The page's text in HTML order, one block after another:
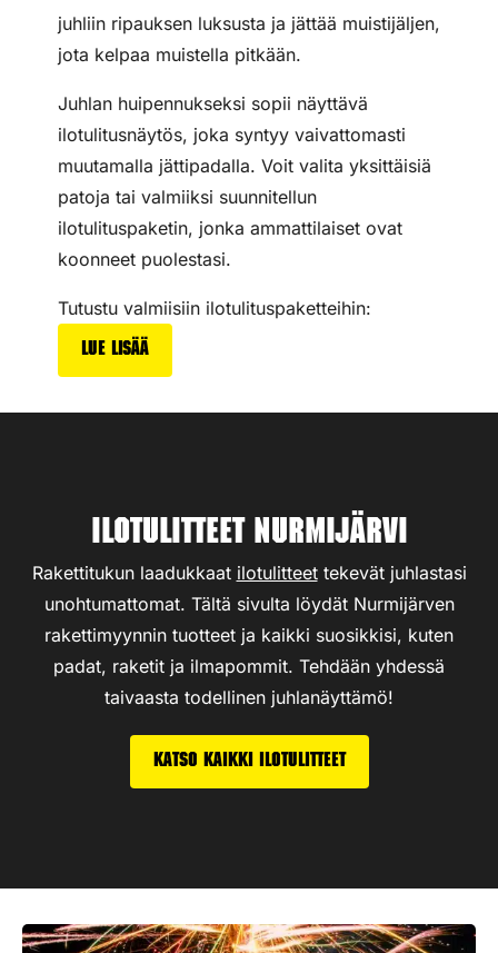
juhliin ripauksen luksusta ja jättää muistijäljen,
jota kelpaa muistella pitkään.
Juhlan huipennukseksi sopii näyttävä
ilotulitusnäytös, joka syntyy vaivattomasti
muutamalla jättipadalla. Voit valita yksittäisiä
patoja tai valmiiksi suunnitellun
ilotulituspaketin, jonka ammattilaiset ovat
koonneet puolestasi.
Tutustu valmiisiin ilotulituspaketteihin:
Lue lisää
Ilotulitteet Nurmijärvi
Rakettitukun laadukkaat ilotulitteettekevät juhlastasi
unohtumattomat. Tältä sivulta löydät Nurmijärven
rakettimyynnin tuotteet ja kaikki suosikkisi, kuten
padat, raketit ja ilmapommit. Tehdään yhdessä
taivaasta todellinen juhlanäyttämö!
Katso kaikki ilotulitteet